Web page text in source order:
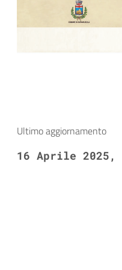
Ultimo aggiornamento
16 Aprile 2025,